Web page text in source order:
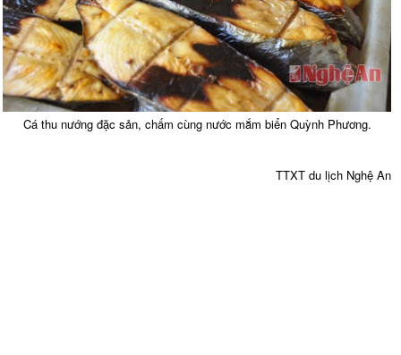
Cá thu nướng đặc sản, chấm cùng nước mắm biển Quỳnh Phương.
TTXT du lịch Nghệ An